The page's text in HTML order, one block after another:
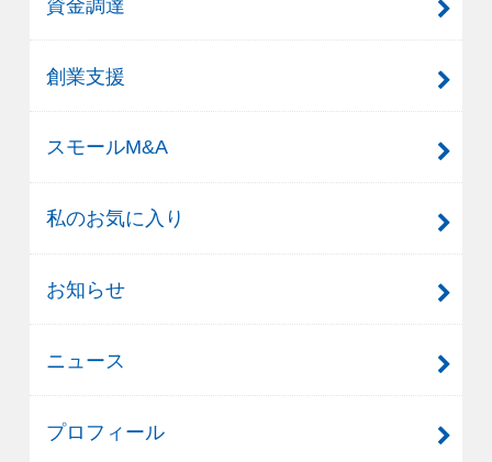
資金調達
創業支援
スモールM&A
私のお気に入り
お知らせ
ニュース
プロフィール